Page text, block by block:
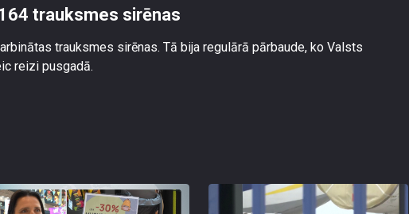
trauksmes sirēnas
trauksmes sirēnas. Tā bija regulārā pārbaude, ko Valsts
reizi pusgadā.